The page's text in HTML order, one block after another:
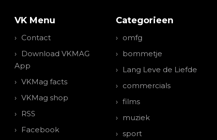
VK Menu
Contact
Download VKMAG
App
VKMag facts
VKMag shop
RSS
Facebook
Categorieen
omfg
bommetje
Lang Leve de Liefde
commercials
films
muziek
sport